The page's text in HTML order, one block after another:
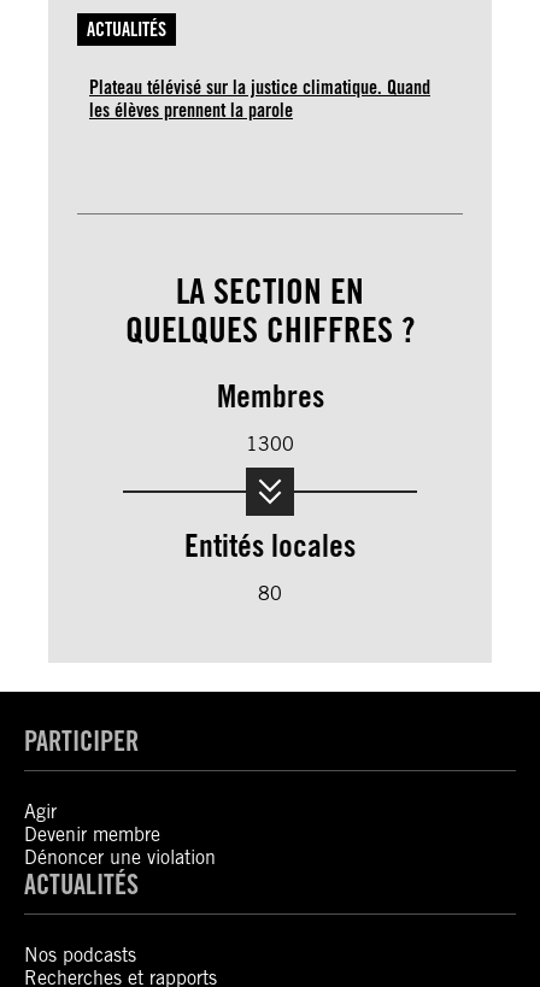
ACTUALITÉS
Plateau télévisé sur la justice climatique. Quand
les élèves prennent la parole
LA SECTION EN
QUELQUES CHIFFRES ?
Membres
1300
Entités locales
80
PARTICIPER
Agir
Devenir membre
Dénoncer une violation
ACTUALITÉS
Nos podcasts
Recherches et rapports